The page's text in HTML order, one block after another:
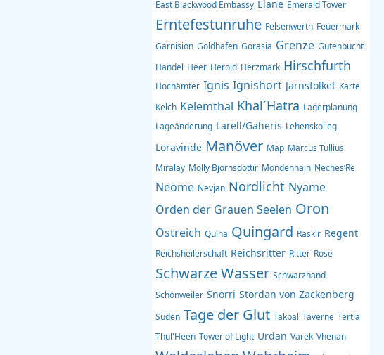
East Blackwood Embassy Elane Emerald Tower
Erntefestunruhe Felsenwerth Feuermark
Garnision Goldhafen Gorasia Grenze Gutenbucht
Handel Heer Herold Herzmark Hirschfurth
Hochämter Ignis Ignishort Jarnsfolket Karte
Kelch Kelemthal Khal´Hatra Lagerplanung
Lageänderung Larell/Gaheris Lehenskolleg
Loravinde Manöver Map Marcus Tullius
Miralay Molly Bjornsdottir Mondenhain Neches‘Re
Neome Nevjan Nordlicht Nyame
Orden der Grauen Seelen Oron
Ostreich Quina Quingard Raskir Regent
Reichsheilerschaft Reichsritter Ritter Rose
Schwarze Wasser Schwarzhand
Schönweiler Snorri Stordan von Zackenberg
Süden Tage der Glut Takbal Taverne Tertia
Thul'Heen Tower of Light Urdan Varek Vhenan